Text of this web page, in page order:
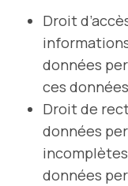
Droit
données
ces
Droit de
données
données